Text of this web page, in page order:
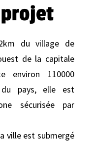
du village de
de la capitale
environ 110000
pays, elle est
sécurisée par
ville est submergé